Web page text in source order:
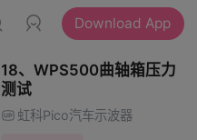
Download App
18、WPS500曲轴箱压力
测试
虹科Pico汽车示波器